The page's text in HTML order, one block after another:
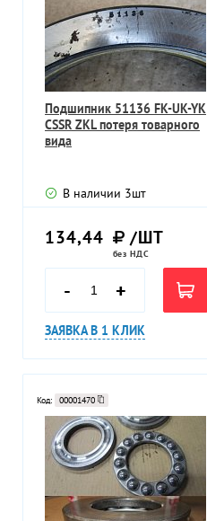
Подшипник 51136 FK-UK-YK
CSSR ZKL потеря товарного
вида
В наличии 3шт
134,44 /ШТ
без НДС
- +
ЗАЯВКА В 1 КЛИК
Код: 00001470